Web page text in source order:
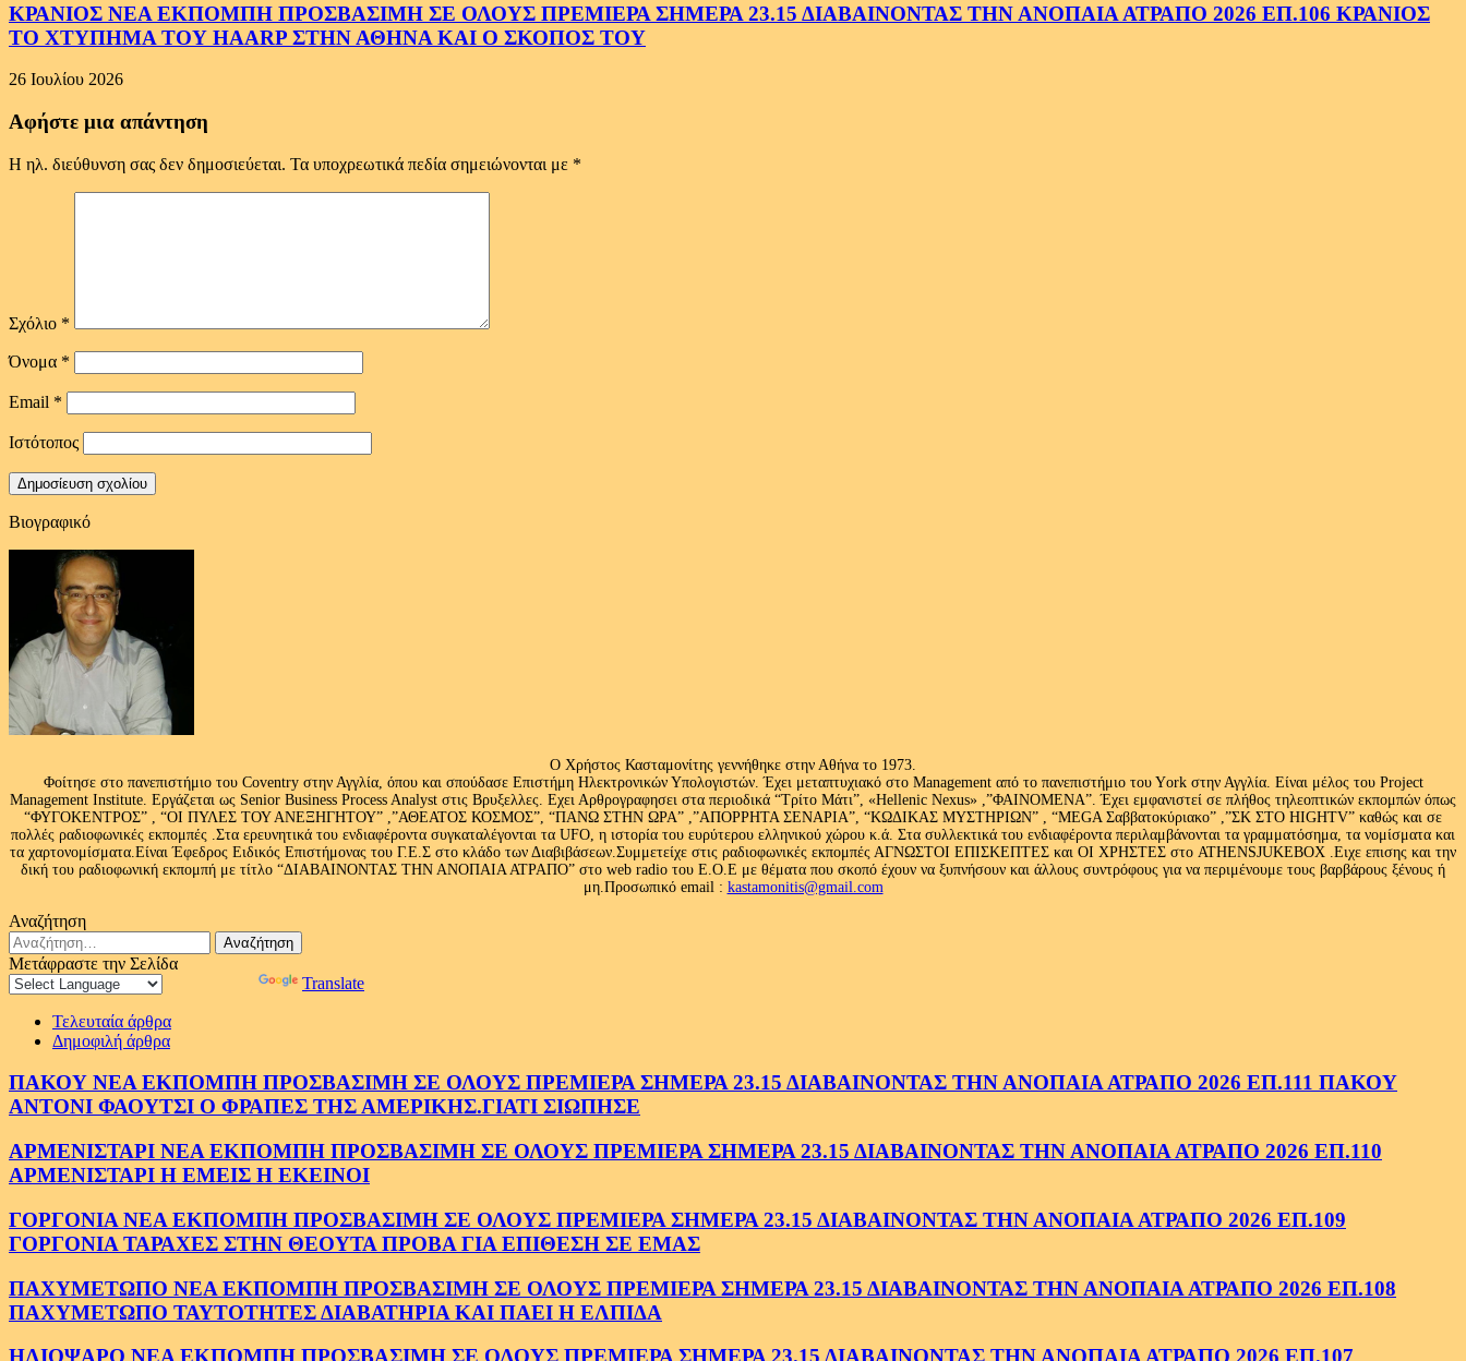
ΚΡΑΝΙΟΣ ΝΕΑ ΕΚΠΟΜΠΗ ΠΡΟΣΒΑΣΙΜΗ ΣΕ ΟΛΟΥΣ ΠΡΕΜΙΕΡΑ ΣΗΜΕΡΑ 23.15 ΔΙΑΒΑΙΝΟΝΤΑΣ ΤΗΝ ΑΝΟΠΑΙΑ ΑΤΡΑΠΟ 2026 ΕΠ.106 ΚΡΑΝΙΟΣ
ΤΟ ΧΤΥΠΗΜΑ ΤΟΥ HAARP ΣΤΗΝ ΑΘΗΝΑ ΚΑΙ Ο ΣΚΟΠΟΣ ΤΟΥ
26 Ιουλίου 2026
Αφήστε μια απάντηση
Η ηλ. διεύθυνση σας δεν δημοσιεύεται. Τα υποχρεωτικά πεδία σημειώνονται με *
Σχόλιο *
Όνομα *
Email *
Ιστότοπος
Βιογραφικό
Ο Χρήστος Κασταμονίτης γεννήθηκε στην Αθήνα το 1973.
Φοίτησε στο πανεπιστήμιο του Coventry στην Αγγλία, όπου και σπούδασε Επιστήμη Ηλεκτρονικών Υπολογιστών. Έχει μεταπτυχιακό στο Management από το πανεπιστήμιο του Υork στην Αγγλία. Είναι μέλος του Project
Management Institute. Εργάζεται ως Senior Business Process Analyst στις Βρυξελλες. Εχει Αρθρογραφησει στα περιοδικά “Τρίτο Μάτι”, «Hellenic Nexus» ,”ΦΑΙΝΟΜΕΝΑ”. Έχει εμφανιστεί σε πλήθος τηλεοπτικών εκπομπών όπως
“ΦΥΓΟΚΕΝΤΡΟΣ” , “ΟΙ ΠΥΛΕΣ ΤΟΥ ΑΝΕΞΗΓΗΤΟΥ” ,”ΑΘΕΑΤΟΣ ΚΟΣΜΟΣ”, “ΠΑΝΩ ΣΤΗΝ ΩΡΑ” ,”ΑΠΟΡΡΗΤΑ ΣΕΝΑΡΙΑ”, “ΚΩΔΙΚΑΣ ΜΥΣΤΗΡΙΩΝ” , “MEGA Σαββατοκύριακο” ,”ΣΚ ΣΤΟ HIGHTV” καθώς και σε
πολλές ραδιοφωνικές εκπομπές .Στα ερευνητικά του ενδιαφέροντα συγκαταλέγονται τα UFO, η ιστορία του ευρύτερου ελληνικού χώρου κ.ά. Στα συλλεκτικά του ενδιαφέροντα περιλαμβάνονται τα γραμματόσημα, τα νομίσματα και
τα χαρτονομίσματα.Είναι Έφεδρος Ειδικός Επιστήμονας του Γ.Ε.Σ στο κλάδο των Διαβιβάσεων.Συμμετείχε στις ραδιοφωνικές εκπομπές ΑΓΝΩΣΤΟΙ ΕΠΙΣΚΕΠΤΕΣ και ΟΙ ΧΡΗΣΤΕΣ στο ATHENSJUKEBOX .Ειχε επισης και την
δική του ραδιοφωνική εκπομπή με τίτλο “ΔΙΑΒΑΙΝΟΝΤΑΣ ΤΗΝ ΑΝΟΠΑΙΑ ΑΤΡΑΠΟ” στο web radio του Ε.Ο.Ε με θέματα που σκοπό έχουν να ξυπνήσουν και άλλους συντρόφους για να περιμένουμε τους βαρβάρους ξένους ή
μη.Προσωπικό email : kastamonitis@gmail.com
Αναζήτηση
Αναζήτηση
για:
Μετάφραστε την Σελίδα
Translate
Τελευταία άρθρα
Δημοφιλή άρθρα
ΠΑΚΟΥ ΝΕΑ ΕΚΠΟΜΠΗ ΠΡΟΣΒΑΣΙΜΗ ΣΕ ΟΛΟΥΣ ΠΡΕΜΙΕΡΑ ΣΗΜΕΡΑ 23.15 ΔΙΑΒΑΙΝΟΝΤΑΣ ΤΗΝ ΑΝΟΠΑΙΑ ΑΤΡΑΠΟ 2026 ΕΠ.111 ΠΑΚΟΥ
ΑΝΤΟΝΙ ΦΑΟΥΤΣΙ Ο ΦΡΑΠΕΣ ΤΗΣ ΑΜΕΡΙΚΗΣ.ΓΙΑΤΙ ΣΙΩΠΗΣΕ
ΑΡΜΕΝΙΣΤΑΡΙ ΝΕΑ ΕΚΠΟΜΠΗ ΠΡΟΣΒΑΣΙΜΗ ΣΕ ΟΛΟΥΣ ΠΡΕΜΙΕΡΑ ΣΗΜΕΡΑ 23.15 ΔΙΑΒΑΙΝΟΝΤΑΣ ΤΗΝ ΑΝΟΠΑΙΑ ΑΤΡΑΠΟ 2026 ΕΠ.110
ΑΡΜΕΝΙΣΤΑΡΙ Η ΕΜΕΙΣ Η ΕΚΕΙΝΟΙ
ΓΟΡΓΟΝΙΑ ΝΕΑ ΕΚΠΟΜΠΗ ΠΡΟΣΒΑΣΙΜΗ ΣΕ ΟΛΟΥΣ ΠΡΕΜΙΕΡΑ ΣΗΜΕΡΑ 23.15 ΔΙΑΒΑΙΝΟΝΤΑΣ ΤΗΝ ΑΝΟΠΑΙΑ ΑΤΡΑΠΟ 2026 ΕΠ.109
ΓΟΡΓΟΝΙΑ ΤΑΡΑΧΕΣ ΣΤΗΝ ΘΕΟΥΤΑ ΠΡΟΒΑ ΓΙΑ ΕΠΙΘΕΣΗ ΣΕ ΕΜΑΣ
ΠΑΧΥΜΕΤΩΠΟ ΝΕΑ ΕΚΠΟΜΠΗ ΠΡΟΣΒΑΣΙΜΗ ΣΕ ΟΛΟΥΣ ΠΡΕΜΙΕΡΑ ΣΗΜΕΡΑ 23.15 ΔΙΑΒΑΙΝΟΝΤΑΣ ΤΗΝ ΑΝΟΠΑΙΑ ΑΤΡΑΠΟ 2026 ΕΠ.108
ΠΑΧΥΜΕΤΩΠΟ ΤΑΥΤΟΤΗΤΕΣ ΔΙΑΒΑΤΗΡΙΑ ΚΑΙ ΠΑΕΙ Η ΕΛΠΙΔΑ
ΗΛΙΟΨΑΡΟ ΝΕΑ ΕΚΠΟΜΠΗ ΠΡΟΣΒΑΣΙΜΗ ΣΕ ΟΛΟΥΣ ΠΡΕΜΙΕΡΑ ΣΗΜΕΡΑ 23.15 ΔΙΑΒΑΙΝΟΝΤΑΣ ΤΗΝ ΑΝΟΠΑΙΑ ΑΤΡΑΠΟ 2026 ΕΠ.107